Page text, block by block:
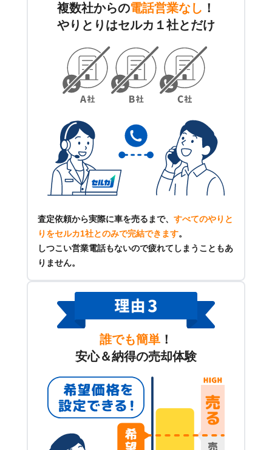
複数社からの電話営業なし ！
やりとりはセルカ１社とだけ
査定依頼から実際に車を売るまで、 すべてのやりと
りをセルカ1社とのみで完結できます。
しつこい営業電話もないので疲れてしまうこともあ
りません。
誰でも簡単 ！
安心＆納得の売却体験